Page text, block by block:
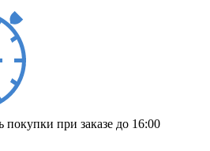
при заказе до 16:00